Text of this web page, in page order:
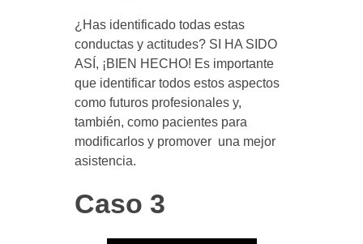
¿Has identificado todas estas
conductas y actitudes? SI HA SIDO
ASÍ, ¡BIEN HECHO! Es importante
que identificar todos estos aspectos
como futuros profesionales y,
también, como pacientes para
modificarlos y promover una mejor
asistencia.
Caso 3